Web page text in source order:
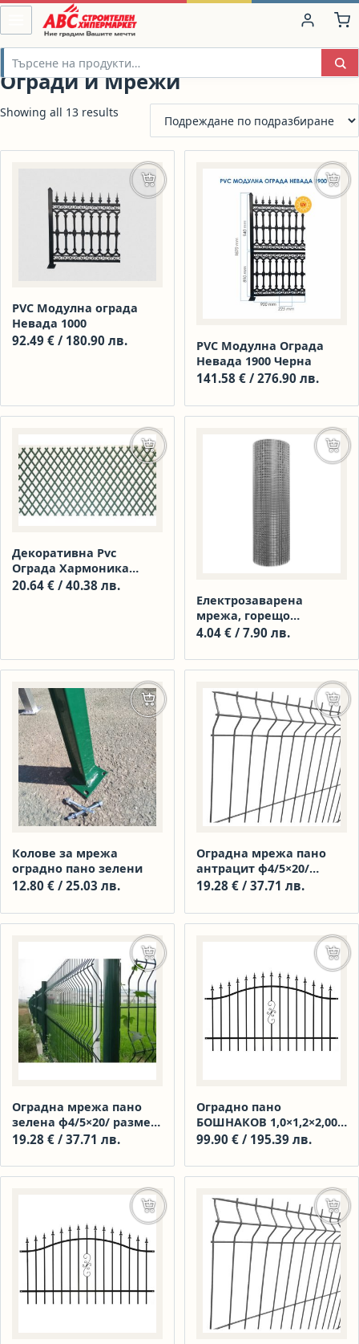
Огради и Мрежи
Showing all 13 results
PVC Модулна ограда
Невада 1000
92.49 € / 180.90 лв.
Добавяне в количката
PVC Модулна Ограда
Невада 1900 Черна
141.58 € / 276.90 лв.
Декоративна Pvc
Ограда Хармоника
Разтегателен Двулицев
20.64 € / 40.38 лв.
Добавяне в количката
Електрозаварена
мрежа, горещо
поцинкована – 1,0×25 м,
4.04 € / 7.90 лв.
Колове за мрежа
оградно пано зелени
12.80 € / 25.03 лв.
Добавяне в количката
Оградна мрежа пано
антрацит ф4/5×20/
размер 2500/1530 RAL
19.28 € / 37.71 лв.
Оградна мрежа пано
зелена ф4/5×20/ размер
2500/1530
19.28 € / 37.71 лв.
Добавяне в количката
Оградно пано
БОШНАКОВ 1,0×1,2×2,00
м Vienna 1104010173
99.90 € / 195.39 лв.
Добавяне в количката